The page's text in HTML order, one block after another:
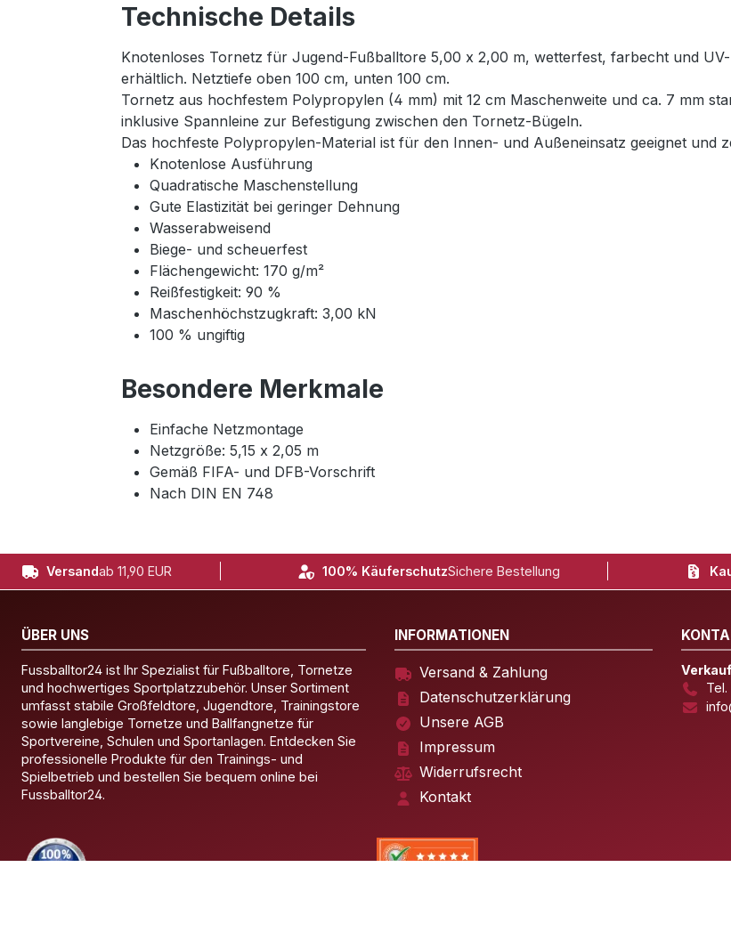
Technische Details
Knotenloses Tornetz für Jugend-Fußballtore 5,00 x 2,00 m, wetterfest, farbecht und
erhältlich. Netztiefe oben 100 cm, unten 100 cm.
Tornetz aus hochfestem Polypropylen (4 mm) mit 12 cm Maschenweite und ca. 7 mm
inklusive Spannleine zur Befestigung zwischen den Tornetz-Bügeln.
Das hochfeste Polypropylen-Material ist für den Innen- und Außeneinsatz geeignet und
Knotenlose Ausführung
Quadratische Maschenstellung
Gute Elastizität bei geringer Dehnung
Wasserabweisend
Biege- und scheuerfest
Flächengewicht: 170 g/m²
Reißfestigkeit: 90 %
Maschenhöchstzugkraft: 3,00 kN
100 % ungiftig
Besondere Merkmale
Einfache Netzmontage
Netzgröße: 5,15 x 2,05 m
Gemäß FIFA- und DFB-Vorschrift
Nach DIN EN 748
Versandab 11,90 EUR 100% KäuferschutzSichere Bestellung
ÜBER UNS
Fussballtor24 ist Ihr Spezialist für Fußballtore, Tornetze
und hochwertiges Sportplatzzubehör. Unser Sortiment
umfasst stabile Großfeldtore, Jugendtore, Trainingstore
sowie langlebige Tornetze und Ballfangnetze für
Sportvereine, Schulen und Sportanlagen. Entdecken Sie
professionelle Produkte für den Trainings- und
Spielbetrieb und bestellen Sie bequem online bei
Fussballtor24.
INFORMATIONEN
Versand & Zahlung
Datenschutzerklärung
Unsere AGB
Impressum
Widerrufsrecht
Kontakt